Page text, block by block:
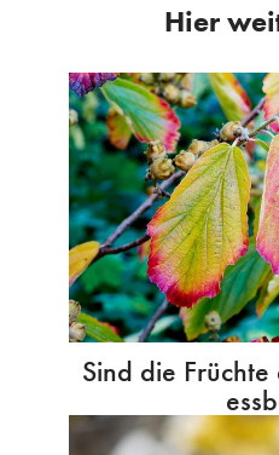
Hier
Sind die